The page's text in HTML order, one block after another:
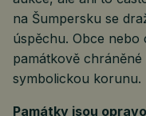
na Šumpersku se
úspěchu. Obce nebo
památkově
symbolickou korunu.
Památky jsou